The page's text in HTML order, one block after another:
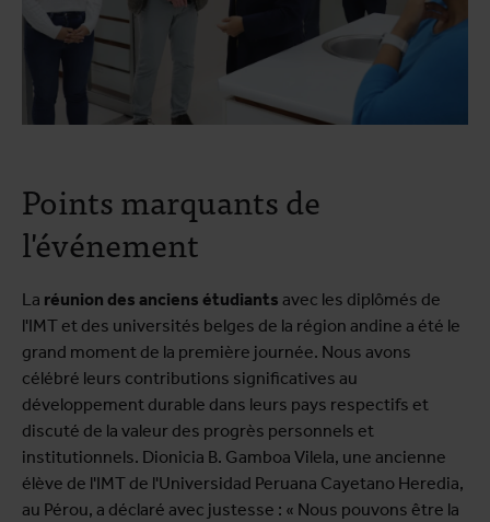
Points marquants de
l'événement
La réunion des anciens étudiants avec les diplômés de
l'IMT et des universités belges de la région andine a été le
grand moment de la première journée. Nous avons
célébré leurs contributions significatives au
développement durable dans leurs pays respectifs et
discuté de la valeur des progrès personnels et
institutionnels. Dionicia B. Gamboa Vilela, une ancienne
élève de l'IMT de l'Universidad Peruana Cayetano Heredia,
au Pérou, a déclaré avec justesse : « Nous pouvons être la